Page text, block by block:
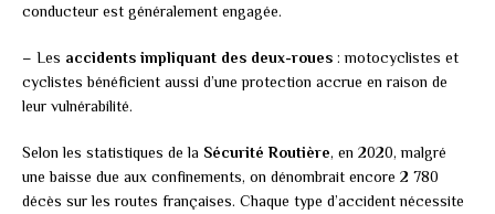
conducteur est généralement engagée.
– Les accidents impliquant des deux-roues : motocyclistes et
cyclistes bénéficient aussi d’une protection accrue en raison de
leur vulnérabilité.
Selon les statistiques de la Sécurité Routière, en 2020, malgré
une baisse due aux confinements, on dénombrait encore 2 780
décès sur les routes françaises. Chaque type d’accident nécessite